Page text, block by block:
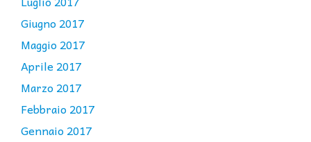
Giugno 2017
Maggio 2017
Aprile 2017
Marzo 2017
Febbraio 2017
Gennaio 2017